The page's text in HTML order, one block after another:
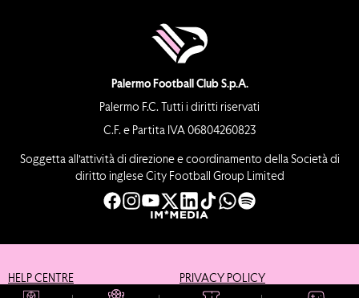
Palermo Football Club S.p.A.
Palermo F.C. Tutti i diritti riservati
C.F. e Partita IVA 06804260823
Soggetta all’attività di direzione e coordinamento della Società di
diritto inglese City Football Group Limited
HELP CENTRE
PRIVACY POLICY